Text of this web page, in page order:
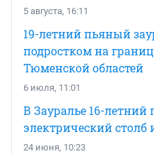
5 августа, 16:11
19-летний пьяный
подростком на
Тюменской областей
6 июля, 11:01
В Зауралье 16-летний
электрический столб
24 июня, 10:23